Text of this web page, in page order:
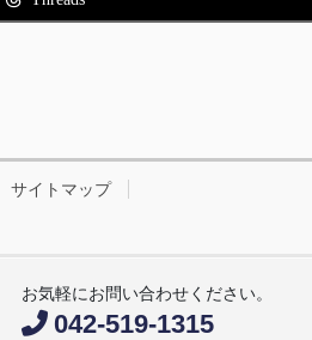
サイトマップ
お気軽にお問い合わせください。
042-519-1315